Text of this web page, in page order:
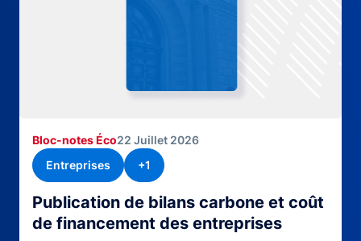
Publication de bilans carbone et coût
de financement des entreprises
Bloc-notes Éco22 Juillet 2026
Entreprises
+1